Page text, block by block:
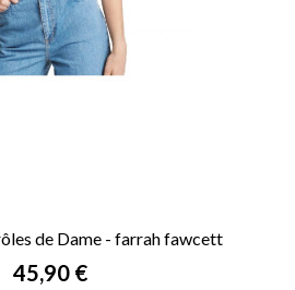
de Dame - farrah fawcett
Prix
45,90 €